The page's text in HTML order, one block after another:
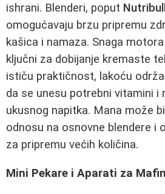
ishrani. Blenderi, poput
omogućavaju brzu pripremu
kašica i namaza. Snaga
ključni za dobijanje kremaste
ističu praktičnost, lakoću
da se unesu potrebni vitamini i
ukusnog napitka. Mana može
odnosu na osnovne blendere i
za pripremu većih količina.
Mini Pekare i Aparati za